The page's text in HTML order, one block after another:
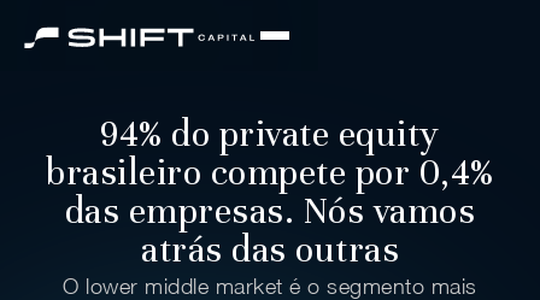
94% do private equity
brasileiro compete por 0,4%
das empresas. Nós vamos
atrás das outras
O lower middle market é o segmento mais